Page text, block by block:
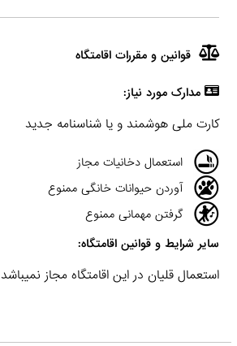
قوانین و مقررات اقامتگاه
مدارک مورد نیاز:
کارت ملی هوشمند و یا شناسنامه جدید
استعمال دخانیات مجاز
آوردن حیوانات خانگی ممنوع
گرفتن مهمانی ممنوع
سایر شرایط و قوانین اقامتگاه:
استعمال قلیان در این اقامتگاه مجاز نمیباشد